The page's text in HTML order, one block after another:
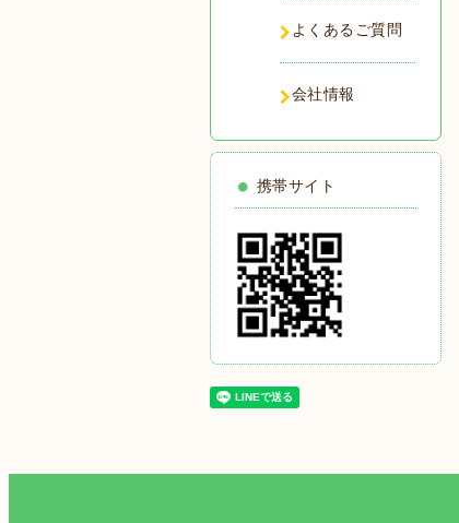
よくあるご質問
会社情報
携帯サイト